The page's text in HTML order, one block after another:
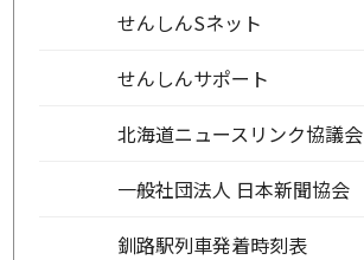
せんしんSネット
せんしんサポート
北海道ニュースリンク協議会
一般社団法人 日本新聞協会
釧路駅列車発着時刻表